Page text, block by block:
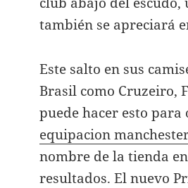
también se apreciará
Este salto en sus
Brasil como Cruzeiro,
puede hacer esto
equipacion
nombre de la tienda
resultados. El nuevo